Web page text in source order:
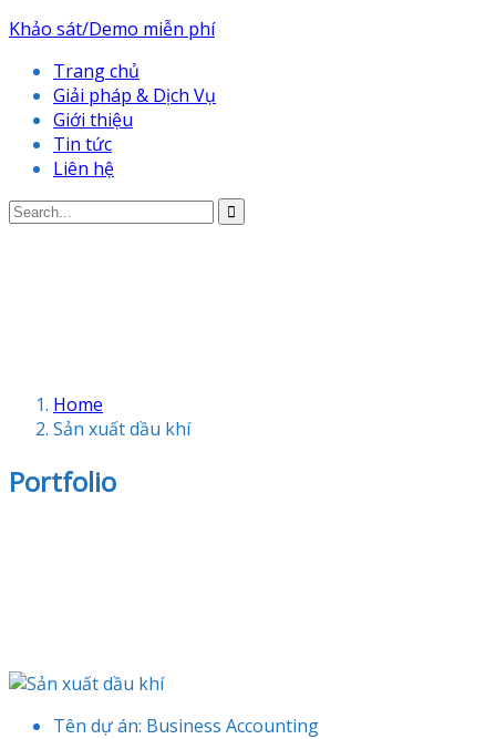
Khảo sát/Demo miễn phí
Trang chủ
Giải pháp & Dịch Vụ
Giới thiệu
Tin tức
Liên hệ
Home
Sản xuất dầu khí
Portfolio
Tên dự án: Business Accounting